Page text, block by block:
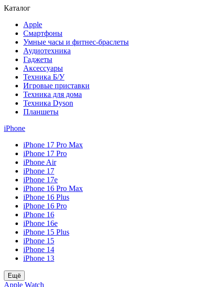
Каталог
Apple
Смартфоны
Умные часы и фитнес-браслеты
Аудиотехника
Гаджеты
Аксессуары
Техника Б/У
Игровые приставки
Техника для дома
Техника Dyson
Планшеты
iPhone
iPhone 17 Pro Max
iPhone 17 Pro
iPhone Air
iPhone 17
iPhone 17e
iPhone 16 Pro Max
iPhone 16 Plus
iPhone 16 Pro
iPhone 16
iPhone 16e
iPhone 15 Plus
iPhone 15
iPhone 14
iPhone 13
Ещё
Apple Watch